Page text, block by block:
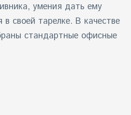
умения дать ему
в своей тарелке. В качестве
стандартные офисные